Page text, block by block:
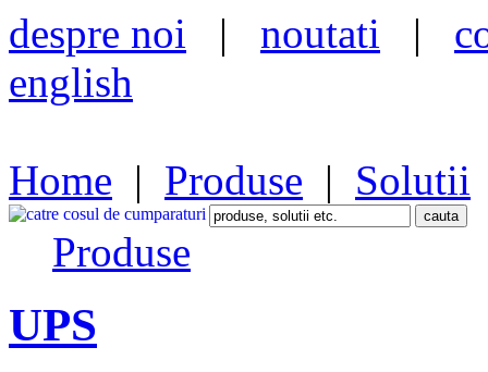
despre noi | noutati |
english
Home | Produse | Solutii
Produse
UPS